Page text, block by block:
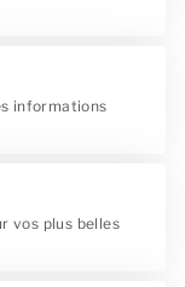
informations
vos plus belles